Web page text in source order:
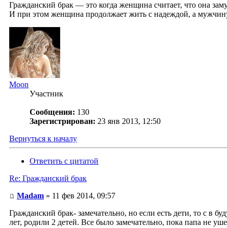
Гражданский брак — это когда женщина считает, что она
И при этом женщина продолжает жить с надеждой, а мужчину
Moon
Участник
Сообщения: 130
Зарегистрирован: 23 янв 2013, 12:50
Вернуться к началу
Ответить с цитатой
Re: Гражданский брак
Madam » 11 фев 2014, 09:57
Гражданский брак- замечательно, но если есть дети, то с в
лет, родили 2 детей. Все было замечательно, пока папа не